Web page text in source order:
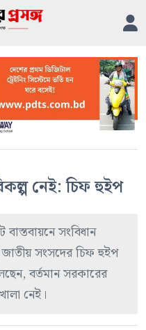
নেই: চিফ হুইপ
বাস্তবায়নে সংবিধান
সংসদের চিফ হুইপ
বর্তমান সরকারের
নেই।